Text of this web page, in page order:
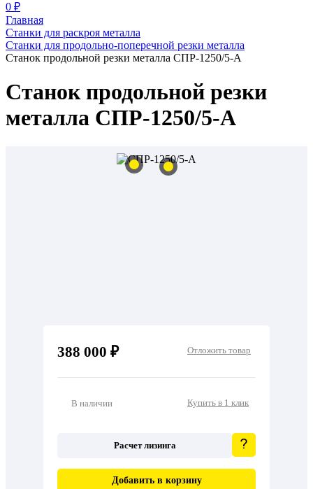
0 ₽
Главная
Станки для раскроя металла
Станки для продольно-поперечной резки металла
Станок продольной резки металла СПР-1250/5-А
Станок продольной резки
металла СПР-1250/5-А
388 000 ₽ Отложить товар
В наличии Купить в 1 клик
Расчет лизинга
Добавить в корзину